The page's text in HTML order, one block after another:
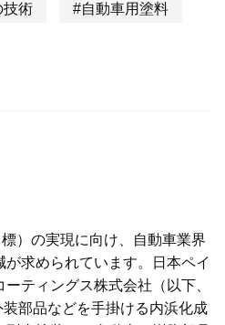
技術 #自動車用塗料
）の実現に向け、自動車業界
求められています。日本ペイ
ティングス株式会社（以下、
部品などを手掛ける内浜化成